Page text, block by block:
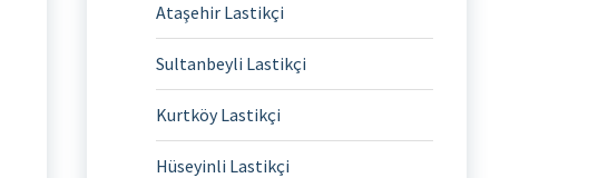
Ataşehir Lastikçi
Sultanbeyli Lastikçi
Kurtköy Lastikçi
Hüseyinli Lastikçi